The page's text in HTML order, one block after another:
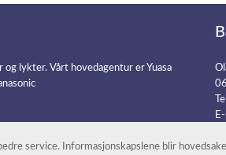
lykter. Vårt hovedagentur er Yuasa
service. Informasjonskapslene blir